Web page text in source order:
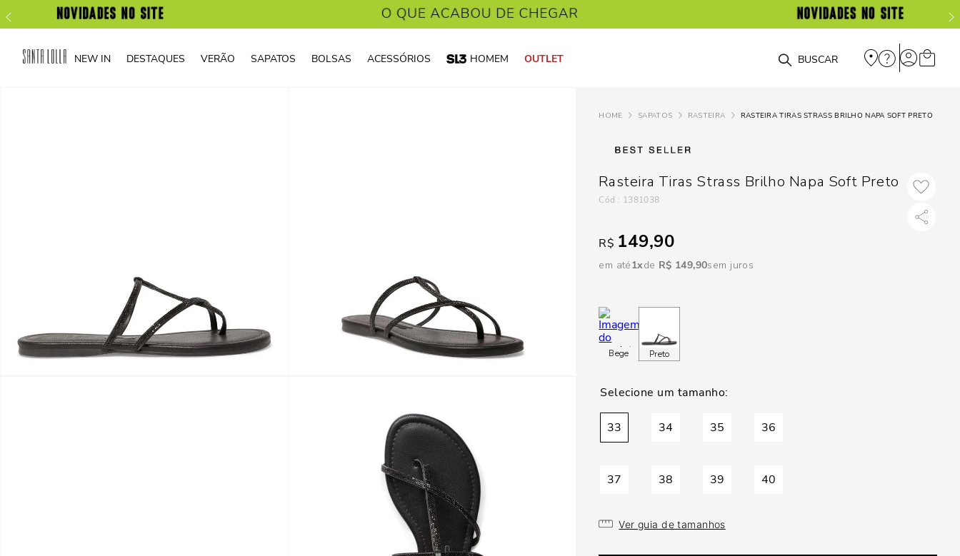
NEW IN DESTAQUES VERÃO SAPATOS BOLSAS ACESSÓRIOS HOMEM OUTLET O que você está procurando?
SAPATOS RASTEIRA RASTEIRA TIRAS STRASS BRILHO NAPA SOFT PRETO
Rasteira Tiras Strass Brilho Napa Soft Preto
: 1381038
R$ 149,90
em até1 R$ 149,90sem juros
Bege Preto
33 34 35 36
37 38 39 40
Ver guia de tamanhos
Selecione seu